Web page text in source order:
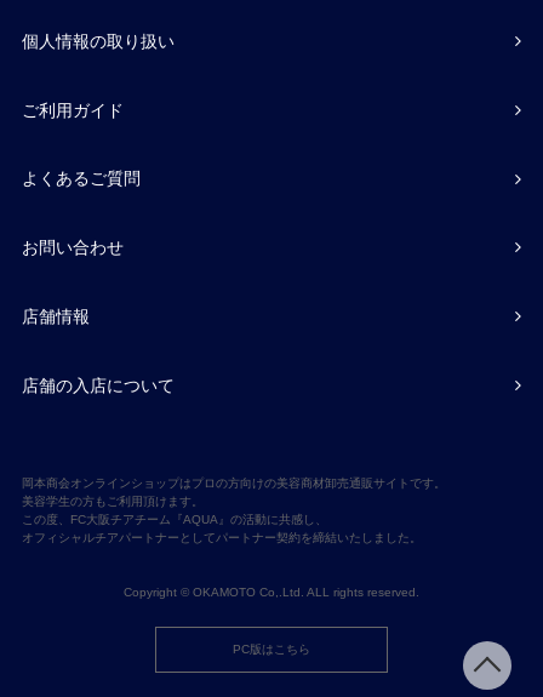
個人情報の取り扱い
ご利用ガイド
よくあるご質問
お問い合わせ
店舗情報
店舗の入店について
岡本商会オンラインショップはプロの方向けの美容商材卸売通販サイトです。
美容学生の方もご利用頂けます。
この度、FC大阪チアチーム『AQUA』の活動に共感し、
オフィシャルチアパートナーとしてパートナー契約を締結いたしました。
Copyright © OKAMOTO Co,.Ltd. ALL rights reserved.
PC版はこちら